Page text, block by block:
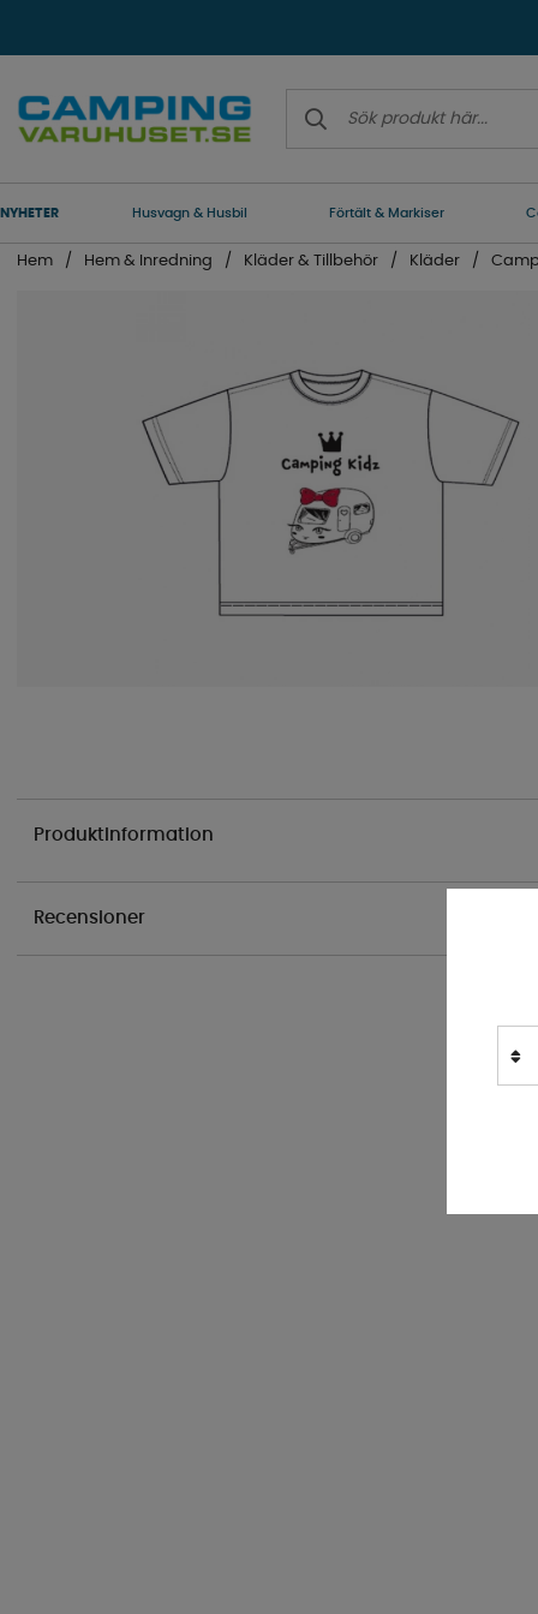
NYHETER Husvagn & Husbil Förtält & Markiser
Hem Hem & Inredning Kläder & Tillbehör Kläder
Produktinformation
Recensioner